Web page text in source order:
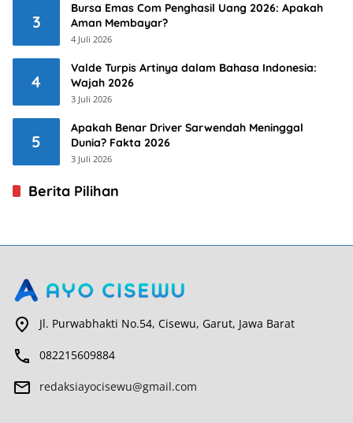
3
Bursa Emas Com Penghasil Uang 2026: Apakah
Aman Membayar?
4 Juli 2026
4
Valde Turpis Artinya dalam Bahasa Indonesia:
Wajah 2026
3 Juli 2026
5
Apakah Benar Driver Sarwendah Meninggal
Dunia? Fakta 2026
3 Juli 2026
Berita Pilihan
Jl. Purwabhakti No.54, Cisewu, Garut, Jawa Barat
082215609884
redaksiayocisewu@gmail.com